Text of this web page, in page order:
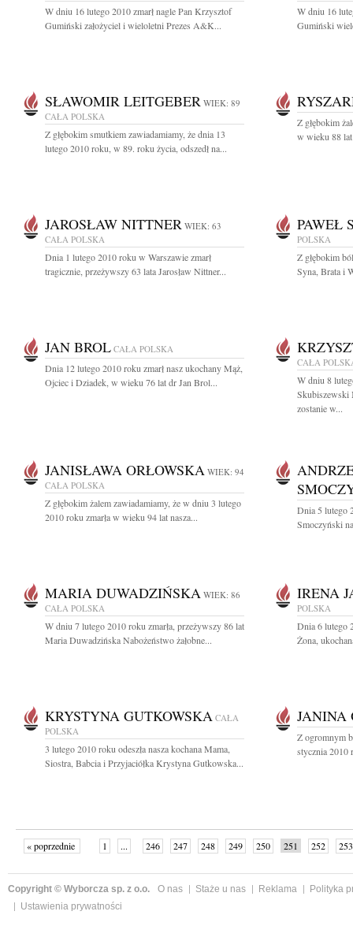
W dniu 16 lutego 2010 zmarł nagle Pan Krzysztof
Gumiński założyciel i wieloletni Prezes A&K...
W dniu 16
Gumiński
SŁAWOMIR LEITGEBER WIEK: 89
CAŁA POLSKA
Z głębokim smutkiem zawiadamiamy, że dnia 13
lutego 2010 roku, w 89. roku życia, odszedł na...
Z głębokim
w wieku 88
JAROSŁAW NITTNER WIEK: 63
CAŁA POLSKA
Dnia 1 lutego 2010 roku w Warszawie zmarł
tragicznie, przeżywszy 63 lata Jarosław Nittner...
PAWEŁ
POLSKA
Z głębokim
Syna, Brata i
JAN BROL CAŁA POLSKA
Dnia 12 lutego 2010 roku zmarł nasz ukochany Mąż,
Ojciec i Dziadek, w wieku 76 lat dr Jan Brol...
CAŁA
W dniu 8
Skubiszewski
zostanie w...
JANISŁAWA ORŁOWSKA WIEK: 94
CAŁA POLSKA
Z głębokim żalem zawiadamiamy, że w dniu 3 lutego
2010 roku zmarła w wieku 94 lat nasza...
Dnia 5 lutego
Smoczyński
MARIA DUWADZIŃSKA WIEK: 86
CAŁA POLSKA
W dniu 7 lutego 2010 roku zmarła, przeżywszy 86 lat
Maria Duwadzińska Nabożeństwo żałobne...
IRENA
POLSKA
Dnia 6 lutego
Żona,
KRYSTYNA GUTKOWSKA CAŁA
POLSKA
3 lutego 2010 roku odeszła nasza kochana Mama,
Siostra, Babcia i Przyjaciółka Krystyna Gutkowska...
JANINA
Z ogromnym
stycznia 2010
« poprzednie 1 ... 246 247 248 249 250 251 252
253
Copyright © Wyborcza sp. z o.o. O nas Staże u nas Reklama
Polityka
Ustawienia prywatności